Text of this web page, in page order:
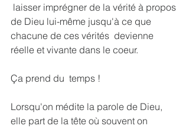
laisser imprégner de la vérité à propos
de Dieu lui-même jusqu'à ce que
chacune de ces vérités  devienne
réelle et vivante dans le coeur.
Ça prend du  temps !
Lorsqu'on médite la parole de Dieu,
elle part de la tête où souvent on